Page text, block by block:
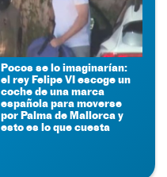
Pocos se lo imaginarían:
el rey Felipe VI escoge un
coche de una marca
española para moverse
por Palma de Mallorca y
esto es lo que cuesta